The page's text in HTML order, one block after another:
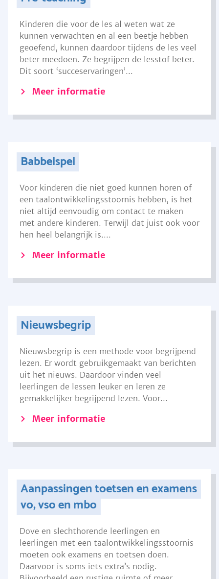
Kinderen die voor de les al weten wat ze
kunnen verwachten en al een beetje hebben
geoefend, kunnen daardoor tijdens de les veel
beter meedoen. Ze begrijpen de lesstof beter.
Dit soort ‘succeservaringen’...
Meer informatie
Babbelspel
Voor kinderen die niet goed kunnen horen of
een taalontwikkelingsstoornis hebben, is het
niet altijd eenvoudig om contact te maken
met andere kinderen. Terwijl dat juist ook voor
hen heel belangrijk is....
Meer informatie
Nieuwsbegrip
Nieuwsbegrip is een methode voor begrijpend
lezen. Er wordt gebruikgemaakt van berichten
uit het nieuws. Daardoor vinden veel
leerlingen de lessen leuker en leren ze
gemakkelijker begrijpend lezen. Voor...
Meer informatie
Aanpassingen toetsen en examens
vo, vso en mbo
Dove en slechthorende leerlingen en
leerlingen met een taalontwikkelingsstoornis
moeten ook examens en toetsen doen.
Daarvoor is soms iets extra’s nodig.